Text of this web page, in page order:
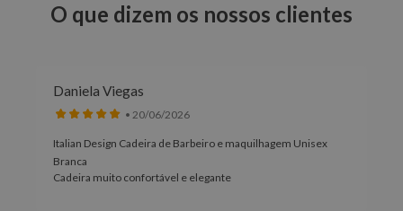
O que dizem os nossos clientes
Daniela Viegas
• 20/06/2026
Italian Design Cadeira de Barbeiro e maquilhagem Unisex
Branca
Cadeira muito confortável e elegante